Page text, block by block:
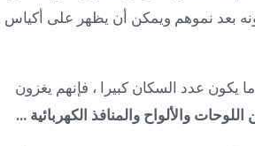
بعد نموهم ويمكن أن يظهر على أكياس
يكون عدد السكان كبيرا ، فإنهم يغزون
والألواح والمنافذ الكهربائية …